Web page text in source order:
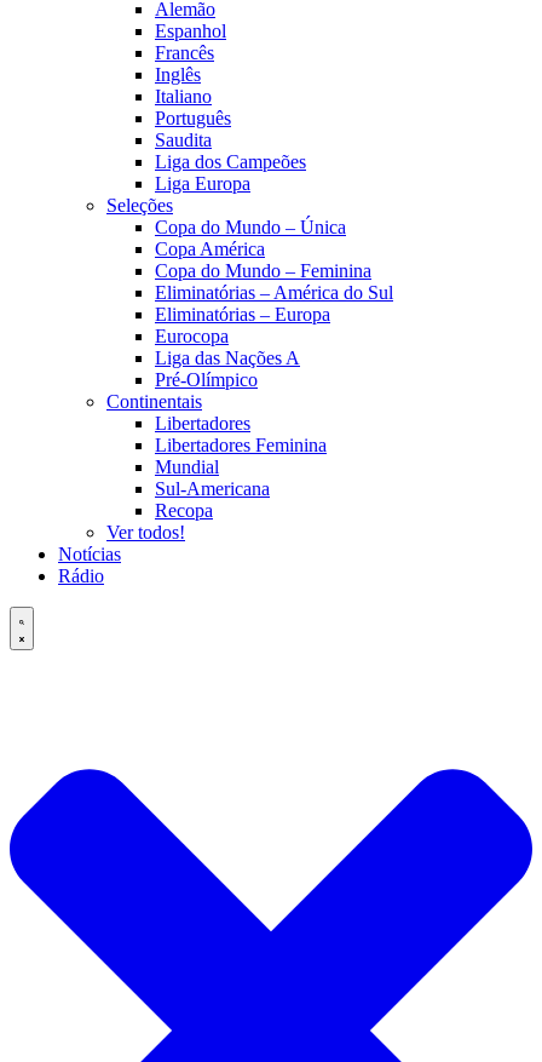
Alemão
Espanhol
Francês
Inglês
Italiano
Português
Saudita
Liga dos Campeões
Liga Europa
Seleções
Copa do Mundo – Única
Copa América
Copa do Mundo – Feminina
Eliminatórias – América do Sul
Eliminatórias – Europa
Eurocopa
Liga das Nações A
Pré-Olímpico
Continentais
Libertadores
Libertadores Feminina
Mundial
Sul-Americana
Recopa
Ver todos!
Notícias
Rádio